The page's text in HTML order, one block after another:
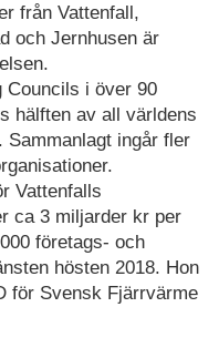
från Vattenfall,
och Jernhusen är
Councils i över 90
hälften av all världens
Sammanlagt ingår fler
Vattenfalls
ca 3 miljarder kr per
företags- och
hösten 2018. Hon
för Svensk Fjärrvärme